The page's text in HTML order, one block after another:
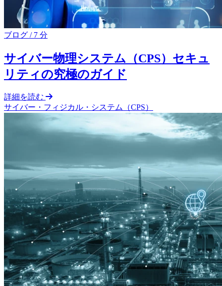
ブログ /7 分
サイバー物理システム（CPS）セキュ
リティの究極のガイド
詳細を読む
サイバー・フィジカル・システム（CPS）